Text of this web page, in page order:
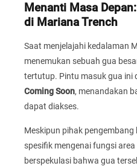
Menanti Masa
di Mariana Trench
Saat menjelajahi kedalaman
menemukan sebuah gua
tertutup. Pintu masuk gua ini
Coming Soon, menandakan
dapat diakses.
Meskipun pihak
spesifik mengenai fungsi
berspekulasi bahwa gua